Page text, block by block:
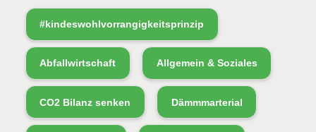
#kindeswohlvorrangigkeitsprinzip
Abfallwirtschaft Allgemein & Soziales
CO2 Bilanz senken Dämmmarterial